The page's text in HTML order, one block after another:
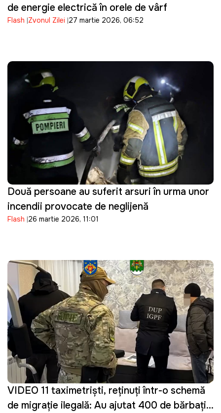
de energie electrică în orele de vârf
Flash Zvonul Zilei 27 martie 2026, 06:52
Două persoane au suferit arsuri în urma unor
incendii provocate de neglijență
Flash 26 martie 2026, 11:01
VIDEO 11 taximetriști, reținuți într-o schemă
de migrație ilegală: Au ajutat 400 de bărbați